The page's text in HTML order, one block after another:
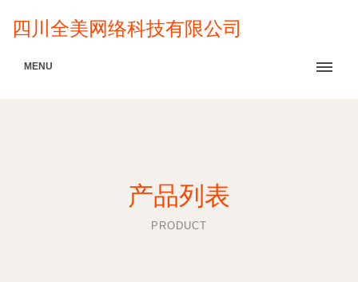
四川全美网络科技有限公司
MENU
产品列表
PRODUCT